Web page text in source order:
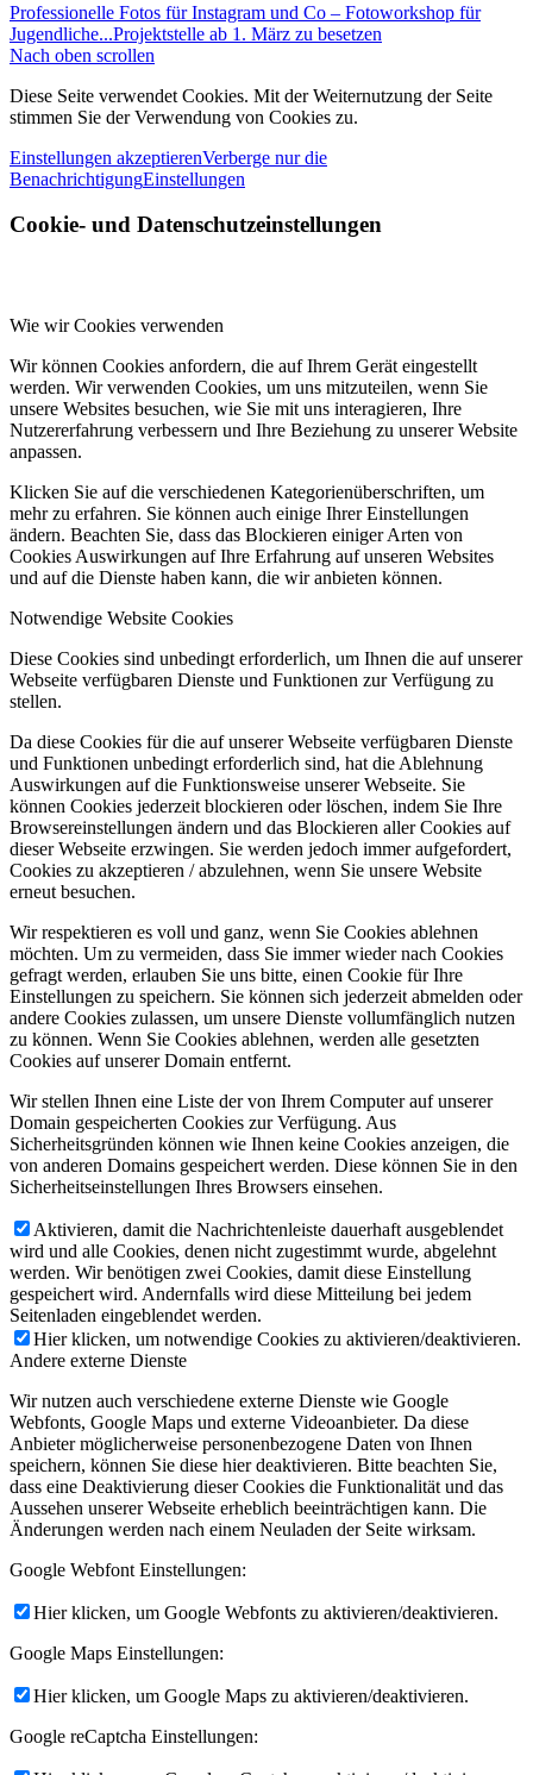
Professionelle Fotos für Instagram und Co – Fotoworkshop für
Jugendliche...Projektstelle ab 1. März zu besetzen
Nach oben scrollen
Diese Seite verwendet Cookies. Mit der Weiternutzung der Seite
stimmen Sie der Verwendung von Cookies zu.
Einstellungen akzeptierenVerberge nur die
BenachrichtigungEinstellungen
Cookie- und Datenschutzeinstellungen
Wie wir Cookies verwenden
Wir können Cookies anfordern, die auf Ihrem Gerät eingestellt
werden. Wir verwenden Cookies, um uns mitzuteilen, wenn Sie
unsere Websites besuchen, wie Sie mit uns interagieren, Ihre
Nutzererfahrung verbessern und Ihre Beziehung zu unserer Website
anpassen.
Klicken Sie auf die verschiedenen Kategorienüberschriften, um
mehr zu erfahren. Sie können auch einige Ihrer Einstellungen
ändern. Beachten Sie, dass das Blockieren einiger Arten von
Cookies Auswirkungen auf Ihre Erfahrung auf unseren Websites
und auf die Dienste haben kann, die wir anbieten können.
Notwendige Website Cookies
Diese Cookies sind unbedingt erforderlich, um Ihnen die auf unserer
Webseite verfügbaren Dienste und Funktionen zur Verfügung zu
stellen.
Da diese Cookies für die auf unserer Webseite verfügbaren Dienste
und Funktionen unbedingt erforderlich sind, hat die Ablehnung
Auswirkungen auf die Funktionsweise unserer Webseite. Sie
können Cookies jederzeit blockieren oder löschen, indem Sie Ihre
Browsereinstellungen ändern und das Blockieren aller Cookies auf
dieser Webseite erzwingen. Sie werden jedoch immer aufgefordert,
Cookies zu akzeptieren / abzulehnen, wenn Sie unsere Website
erneut besuchen.
Wir respektieren es voll und ganz, wenn Sie Cookies ablehnen
möchten. Um zu vermeiden, dass Sie immer wieder nach Cookies
gefragt werden, erlauben Sie uns bitte, einen Cookie für Ihre
Einstellungen zu speichern. Sie können sich jederzeit abmelden oder
andere Cookies zulassen, um unsere Dienste vollumfänglich nutzen
zu können. Wenn Sie Cookies ablehnen, werden alle gesetzten
Cookies auf unserer Domain entfernt.
Wir stellen Ihnen eine Liste der von Ihrem Computer auf unserer
Domain gespeicherten Cookies zur Verfügung. Aus
Sicherheitsgründen können wie Ihnen keine Cookies anzeigen, die
von anderen Domains gespeichert werden. Diese können Sie in den
Sicherheitseinstellungen Ihres Browsers einsehen.
Aktivieren, damit die Nachrichtenleiste dauerhaft ausgeblendet
wird und alle Cookies, denen nicht zugestimmt wurde, abgelehnt
werden. Wir benötigen zwei Cookies, damit diese Einstellung
gespeichert wird. Andernfalls wird diese Mitteilung bei jedem
Seitenladen eingeblendet werden.
Hier klicken, um notwendige Cookies zu aktivieren/deaktivieren.
Andere externe Dienste
Wir nutzen auch verschiedene externe Dienste wie Google
Webfonts, Google Maps und externe Videoanbieter. Da diese
Anbieter möglicherweise personenbezogene Daten von Ihnen
speichern, können Sie diese hier deaktivieren. Bitte beachten Sie,
dass eine Deaktivierung dieser Cookies die Funktionalität und das
Aussehen unserer Webseite erheblich beeinträchtigen kann. Die
Änderungen werden nach einem Neuladen der Seite wirksam.
Google Webfont Einstellungen:
Hier klicken, um Google Webfonts zu aktivieren/deaktivieren.
Google Maps Einstellungen:
Hier klicken, um Google Maps zu aktivieren/deaktivieren.
Google reCaptcha Einstellungen: